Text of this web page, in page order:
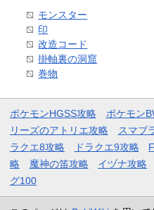
モンスター
印
改造コード
掛軸裏の洞窟
巻物
ポケモンHGSS攻略 ポケモン
リーズのアトリエ攻略
スマブ
ラクエ8攻略
ドラクエ9攻略
略
魔神の笛攻略 イヅナ攻略
グ100